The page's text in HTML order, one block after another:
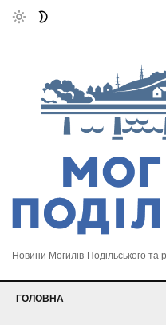
Новини Могилів-Подільського та
ГОЛОВНА